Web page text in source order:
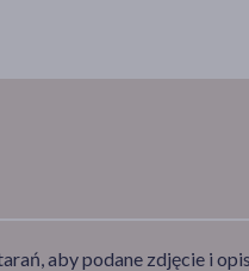
aby podane zdjęcie i